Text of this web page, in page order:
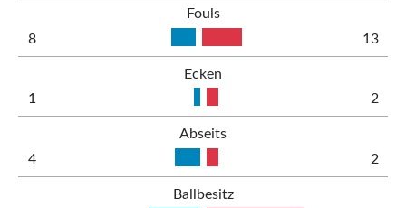
Fouls
8
13
Ecken
1
2
Abseits
4
2
Ballbesitz